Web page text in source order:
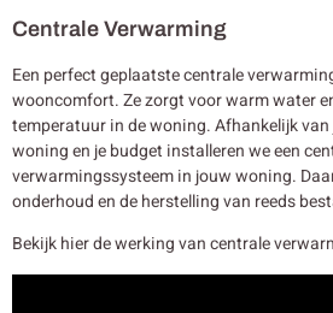
Centrale Verwarming
Een perfect geplaatste centrale
wooncomfort. Ze zorgt voor warm water
temperatuur in de woning. Afhankelijk van
woning en je budget installeren we een
verwarmingssysteem in jouw woning.
onderhoud en de herstelling van reeds
Bekijk hier de werking van centrale